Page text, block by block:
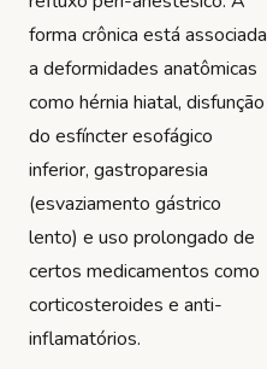
forma crônica está associada
a deformidades anatômicas
como hérnia hiatal, disfunção
do esfíncter esofágico
inferior, gastroparesia
(esvaziamento gástrico
lento) e uso prolongado de
certos medicamentos como
corticosteroides e anti-
inflamatórios.